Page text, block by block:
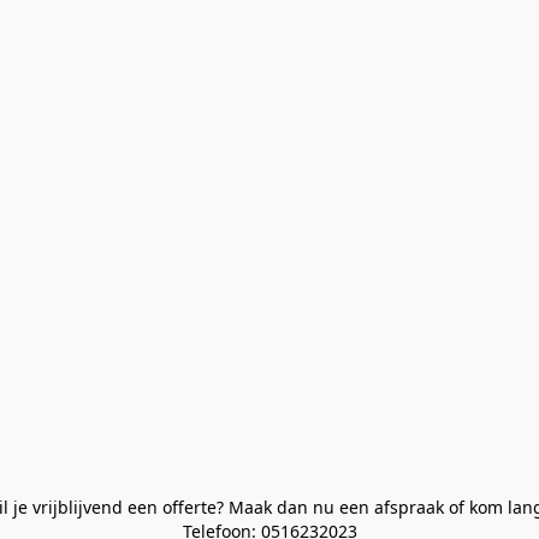
je vrijblijvend een offerte? Maak dan nu een afspraak of kom
Telefoon: 0516232023